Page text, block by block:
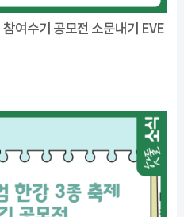
여수기 공모전 소문내기 EVE